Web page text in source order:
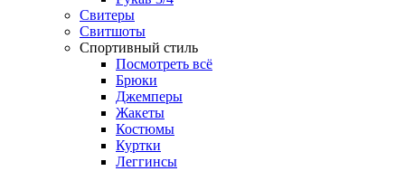
Свитеры
Свитшоты
Спортивный стиль
Посмотреть всё
Брюки
Джемперы
Жакеты
Костюмы
Куртки
Леггинсы